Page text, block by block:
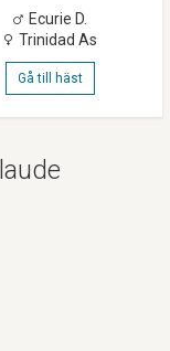
Ecurie D.
Trinidad As
Gå till häst